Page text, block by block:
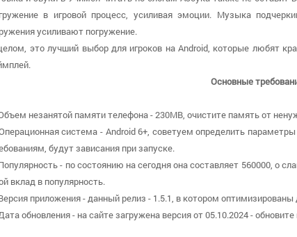
в игровой процесс, усиливая эмоции. Музыка
усиливают погружение.
это лучший выбор для игроков на Android, которые любят
Основные
незанятой памяти телефона - 230MB, очистите память от
система - Android 6+, советуем определить
будут зависания при запуске.
- по состоянию на сегодня она составляет 560000, о
вклад в популярность.
приложения - данный релиз - 1.5.1, в котором
обновления - на сайте загружена версия от 05.10.2024 -